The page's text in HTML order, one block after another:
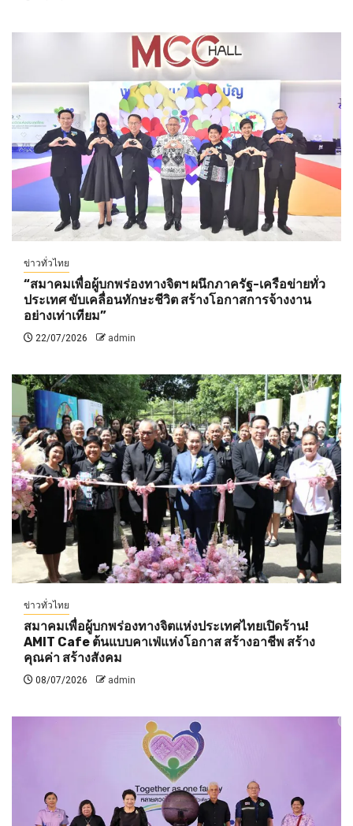
ข่าวทั่วไทย
“สมาคมเพื่อผู้บกพร่องทางจิตฯ ผนึกภาครัฐ-เครือข่ายทั่ว
ประเทศ ขับเคลื่อนทักษะชีวิต สร้างโอกาสการจ้างงาน
อย่างเท่าเทียม”
22/07/2026 admin
ข่าวทั่วไทย
สมาคมเพื่อผู้บกพร่องทางจิตแห่งประเทศไทยเปิดร้าน!
AMIT Cafe ต้นแบบคาเฟ่แห่งโอกาส สร้างอาชีพ สร้าง
คุณค่า สร้างสังคม
08/07/2026 admin